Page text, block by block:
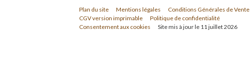
Plan du site Mentions légales
Conditions Générales de Vente
CGV version imprimable
Politique de confidentialité
Consentement aux cookies
Site mis à jour le 11 juillet 2026